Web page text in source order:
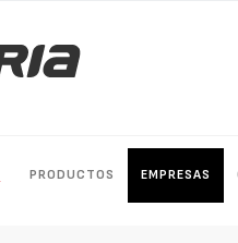
PRODUCTOS EMPRESAS